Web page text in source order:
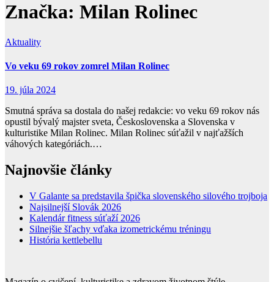
Značka: Milan Rolinec
Aktuality
Vo veku 69 rokov zomrel Milan Rolinec
19. júla 2024
Smutná správa sa dostala do našej redakcie: vo veku 69 rokov nás
opustil bývalý majster sveta, Československa a Slovenska v
kulturistike Milan Rolinec. Milan Rolinec súťažil v najťažších
váhových kategóriách.…
Najnovšie články
V Galante sa predstavila špička slovenského silového trojboja
Najsilnejší Slovák 2026
Kalendár fitness súťaží 2026
Silnejšie šľachy vďaka izometrickému tréningu
História kettlebellu